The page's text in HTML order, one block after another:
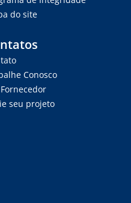
do site
Conosco
seu projeto